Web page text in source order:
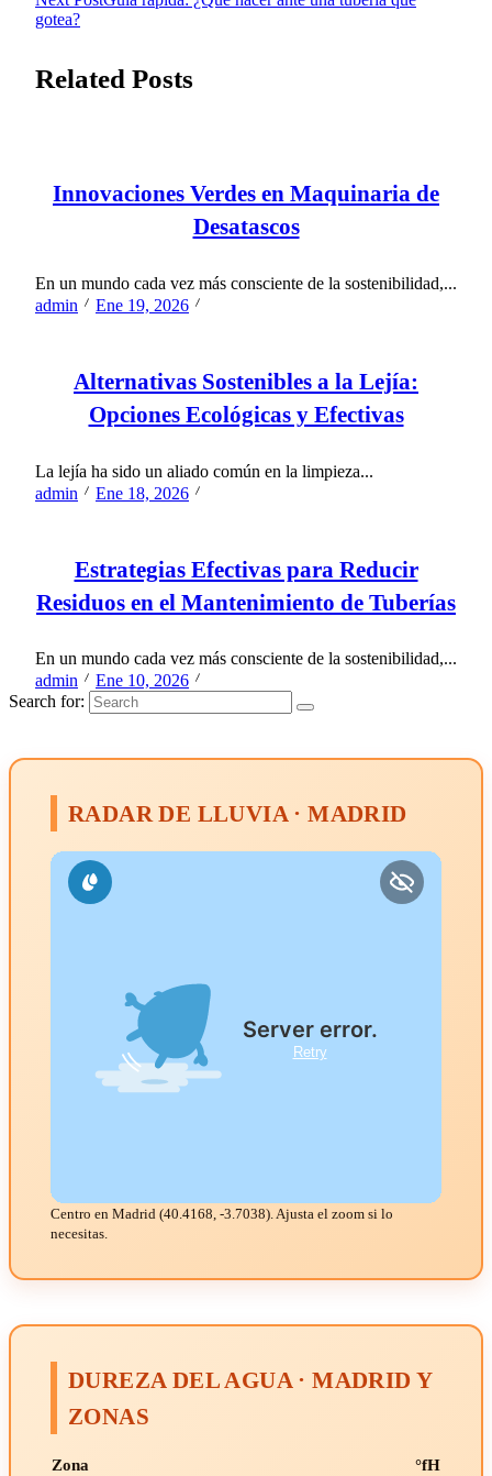
gotea?
Related Posts
Innovaciones Verdes en Maquinaria de
Desatascos
En un mundo cada vez más consciente de la sostenibilidad,...
admin
Ene 19, 2026
Alternativas Sostenibles a la Lejía:
Opciones Ecológicas y Efectivas
La lejía ha sido un aliado común en la limpieza...
admin
Ene 18, 2026
Estrategias Efectivas para Reducir
Residuos en el Mantenimiento de Tuberías
En un mundo cada vez más consciente de la sostenibilidad,...
admin
Ene 10, 2026
Search for:
RADAR DE LLUVIA · MADRID
Centro en Madrid (40.4168, -3.7038). Ajusta el zoom si lo
necesitas.
DUREZA DEL AGUA · MADRID Y
ZONAS
Zona
°fH